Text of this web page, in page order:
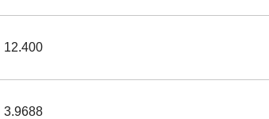
12.400
3.9688